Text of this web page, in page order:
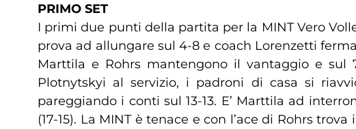
PRIMO SET
I primi due punti della partita per la MINT Vero
prova ad allungare sul 4-8 e coach Lorenzetti
Marttila e Rohrs mantengono il vantaggio e
Plotnytskyi al servizio, i padroni di casa si
pareggiando i conti sul 13-13. E’ Marttila ad
(17-15). La MINT è tenace e con l’ace di Rohrs